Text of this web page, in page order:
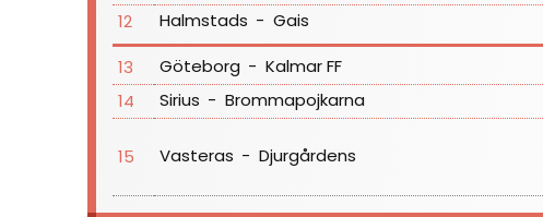
12
Halmstads - Gais
13
Göteborg - Kalmar FF
14
Sirius - Brommapojkarna
15 Vasteras - Djurgårdens